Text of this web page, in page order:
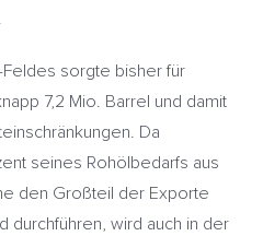
sorgte bisher für
7,2 Mio. Barrel und damit
Da
seines Rohölbedarfs aus
den Großteil der Exporte
durchführen, wird auch in der